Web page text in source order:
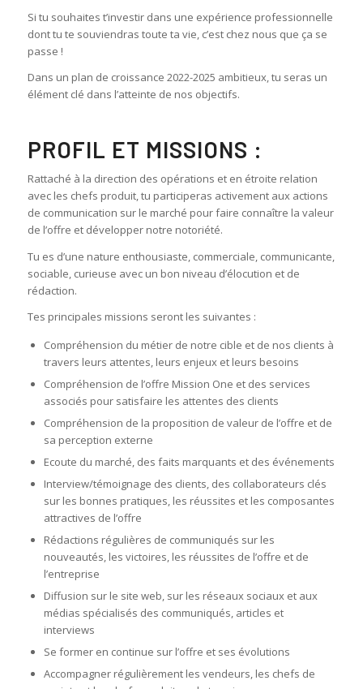
Si tu souhaites t’investir dans une expérience professionnelle
dont tu te souviendras toute ta vie, c’est chez nous que ça se
passe !
Dans un plan de croissance 2022-2025 ambitieux, tu seras un
élément clé dans l’atteinte de nos objectifs.
PROFIL ET MISSIONS :
Rattaché à la direction des opérations et en étroite relation
avec les chefs produit, tu participeras activement aux actions
de communication sur le marché pour faire connaître la valeur
de l’offre et développer notre notoriété.
Tu es d’une nature enthousiaste, commerciale, communicante,
sociable, curieuse avec un bon niveau d’élocution et de
rédaction.
Tes principales missions seront les suivantes :
Compréhension du métier de notre cible et de nos clients à
travers leurs attentes, leurs enjeux et leurs besoins
Compréhension de l’offre Mission One et des services
associés pour satisfaire les attentes des clients
Compréhension de la proposition de valeur de l’offre et de
sa perception externe
Ecoute du marché, des faits marquants et des événements
Interview/témoignage des clients, des collaborateurs clés
sur les bonnes pratiques, les réussites et les composantes
attractives de l’offre
Rédactions régulières de communiqués sur les
nouveautés, les victoires, les réussites de l’offre et de
l’entreprise
Diffusion sur le site web, sur les réseaux sociaux et aux
médias spécialisés des communiqués, articles et
interviews
Se former en continue sur l’offre et ses évolutions
Accompagner régulièrement les vendeurs, les chefs de